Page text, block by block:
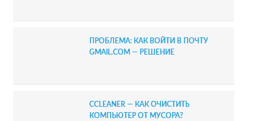
ПРОБЛЕМА: КАК ВОЙТИ В ПОЧТУ
GMAIL.COM — РЕШЕНИЕ
CCLEANER — КАК ОЧИСТИТЬ
КОМПЬЮТЕР ОТ МУСОРА?